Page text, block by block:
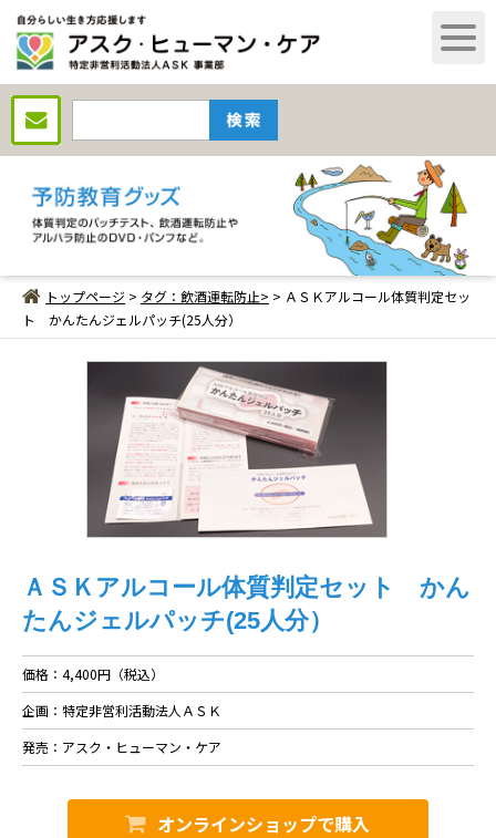
トップページ > タグ：飲酒運転防止> > ＡＳＫアルコール体質判定セッ
ト かんたんジェルパッチ(25人分）
ＡＳＫアルコール体質判定セット かん
たんジェルパッチ(25人分）
価格：4,400円（税込）
企画：特定非営利活動法人ＡＳＫ
発売：アスク・ヒューマン・ケア
オンラインショップで購入